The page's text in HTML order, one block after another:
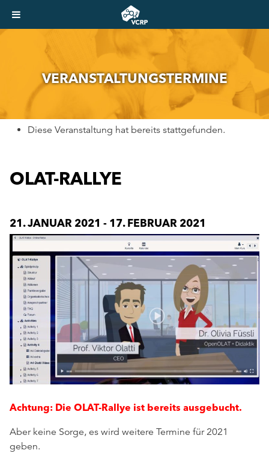
VER­AN­STAL­TUNGS­TER­MI­NE
Diese Veranstaltung hat bereits stattgefunden.
OLAT-RALLYE
21. JANUAR 2021 - 17. FEBRUAR 2021
Achtung: Die OLAT-Rallye ist bereits ausgebucht.
Aber keine Sorge, es wird weitere Termine für 2021
geben.